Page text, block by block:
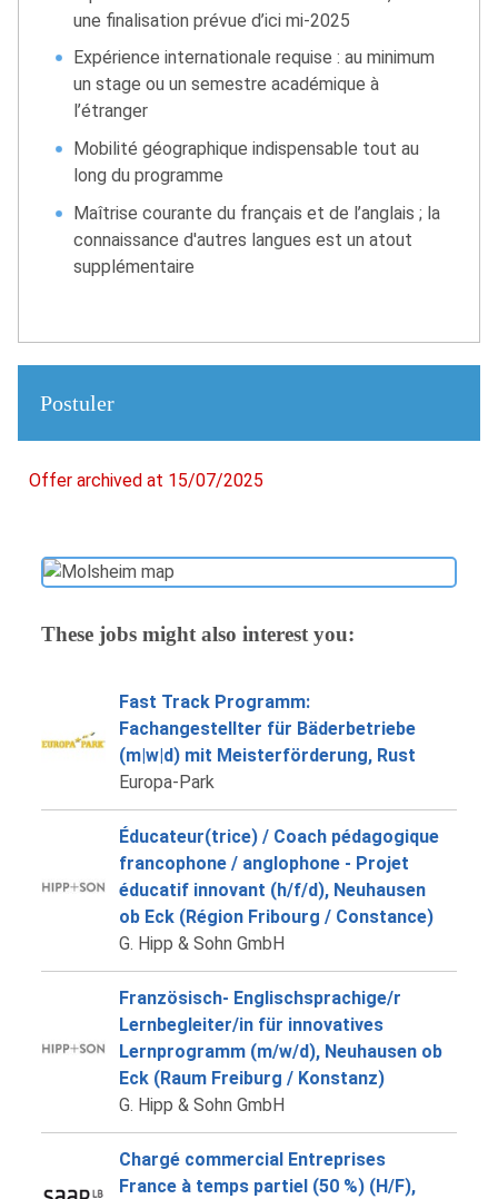
une finalisation prévue d’ici mi-2025
Expérience internationale requise : au minimum
un stage ou un semestre académique à
l’étranger
Mobilité géographique indispensable tout au
long du programme
Maîtrise courante du français et de l’anglais ; la
connaissance d'autres langues est un atout
supplémentaire
Postuler
Offer archived at 15/07/2025
These jobs might also interest you:
Fast Track Programm:
Fachangestellter für Bäderbetriebe
(m|w|d) mit Meisterförderung, Rust
Europa-Park
Éducateur(trice) / Coach pédagogique
francophone / anglophone - Projet
éducatif innovant (h/f/d), Neuhausen
ob Eck (Région Fribourg / Constance)
G. Hipp & Sohn GmbH
Französisch- Englischsprachige/r
Lernbegleiter/in für innovatives
Lernprogramm (m/w/d), Neuhausen ob
Eck (Raum Freiburg / Konstanz)
G. Hipp & Sohn GmbH
Chargé commercial Entreprises
France à temps partiel (50 %) (H/F),